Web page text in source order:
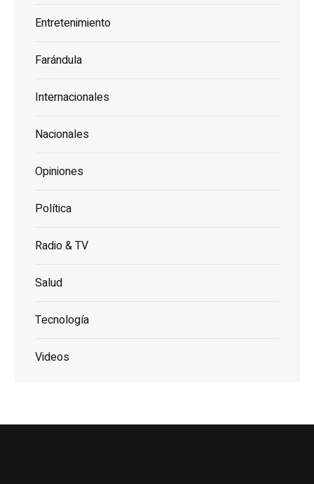
Entretenimiento
Farándula
Internacionales
Nacionales
Opiniones
Política
Radio & TV
Salud
Tecnología
Videos